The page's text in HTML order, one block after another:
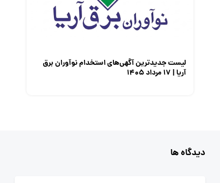
لیست جدیدترین آگهی‌های استخدام نوآوران برق
آریا | ۱۷ مرداد ۱۴۰۵
دیدگاه ها